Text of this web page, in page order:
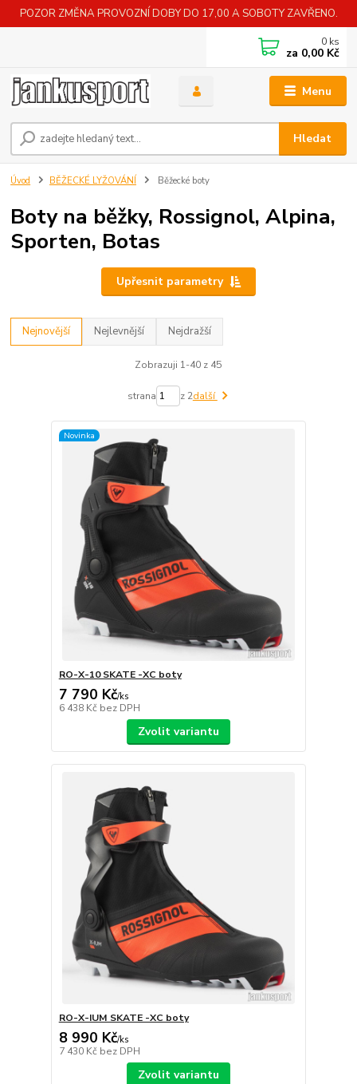
POZOR ZMĚNA PROVOZNÍ DOBY DO 17,00 A SOBOTY ZAVŘENO.
Menu
Hledat
0 ks
za 0,00 Kč
Úvod BĚŽECKÉ LYŽOVÁNÍ Běžecké boty
Boty na běžky, Rossignol, Alpina,
Sporten, Botas
Upřesnit parametry
Nejnovější Nejlevnější Nejdražší
Zobrazuji 1-40 z 45
strana z 2další
Novinka
RO-X-10 SKATE -XC boty
7 790 Kč/ks
6 438 Kč bez DPH
Zvolit variantu
RO-X-IUM SKATE -XC boty
8 990 Kč/ks
7 430 Kč bez DPH
Zvolit variantu